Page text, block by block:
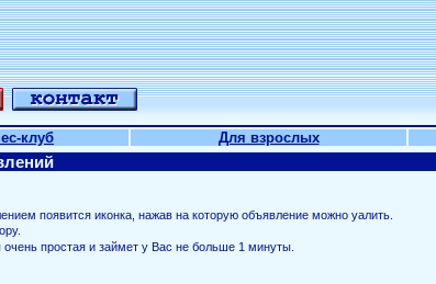
клуб Для взрослых
появится иконка, нажав на которую объявление можно уалить.
очень простая и займет у Вас не больше 1 минуты.